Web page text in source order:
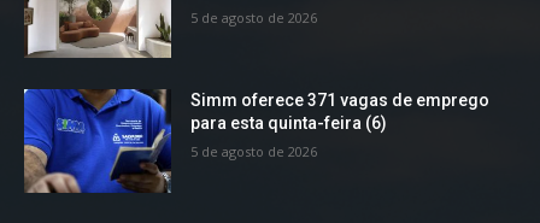
5 de agosto de 2026
Simm oferece 371 vagas de emprego
para esta quinta-feira (6)
5 de agosto de 2026